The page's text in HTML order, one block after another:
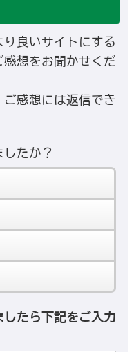
良いサイトにする
想をお聞かせくだ
感想には返信でき
たか？
たら下記をご入力